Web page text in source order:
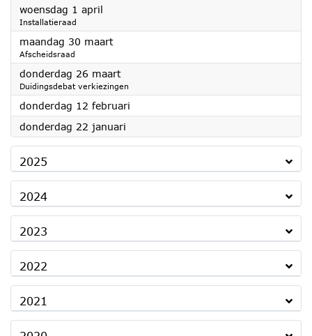
woensdag 1 april
Installatieraad
maandag 30 maart2026
Afscheidsraad
donderdag 26 maart2026
Duidingsdebat verkiezingen
donderdag 12 februari
donderdag 22 januari
2025
2024
2023
2022
2021